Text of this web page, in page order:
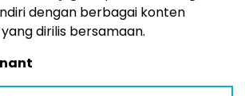
dengan berbagai konten
dirilis bersamaan.